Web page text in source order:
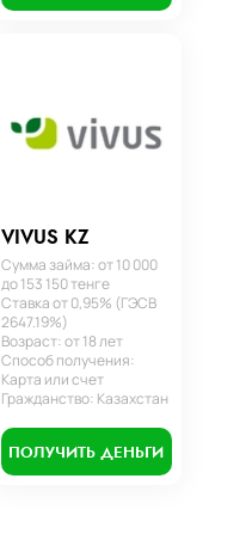
VIVUS KZ
Сумма займа: от 10 000
до 153 150 тенге
Ставка от 0,95% (ГЭСВ
2647.19%)
Возраст: от 18 лет
Способ получения:
Карта или счет
Гражданство: Казахстан
ПОЛУЧИТЬ ДЕНЬГИ